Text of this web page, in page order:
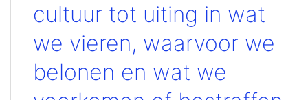
cultuur tot uiting in wat
we vieren, waarvoor we
belonen en wat we